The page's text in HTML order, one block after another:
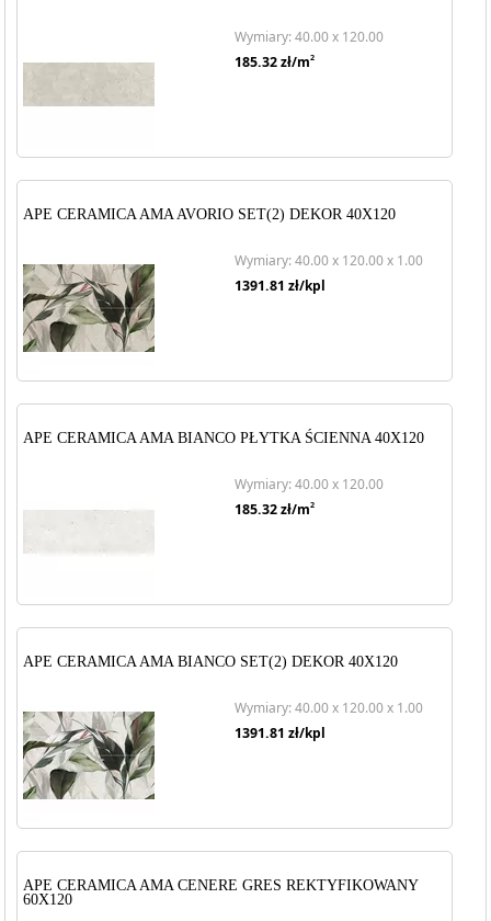
Wymiary: 40.00 x 120.00
185.32zł/m2
APE CERAMICA AMA AVORIO SET(2) DEKOR 40X120
Wymiary: 40.00 x 120.00 x 1.00
1391.81 zł/kpl
APE CERAMICA AMA BIANCO PŁYTKA ŚCIENNA 40X120
Wymiary: 40.00 x 120.00
185.32zł/m2
APE CERAMICA AMA BIANCO SET(2) DEKOR 40X120
Wymiary: 40.00 x 120.00 x 1.00
1391.81 zł/kpl
APE CERAMICA AMA CENERE GRES REKTYFIKOWANY
60X120